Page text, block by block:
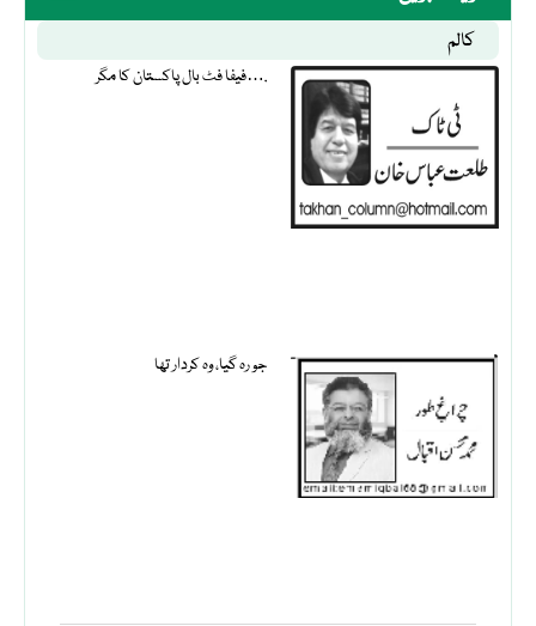
کالم
فیفا فٹ بال پاکستان کا مگر….
جو رہ گیا، وہ کردار تھا